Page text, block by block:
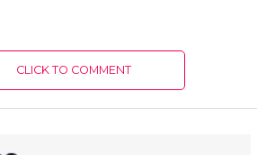
CLICK TO COMMENT